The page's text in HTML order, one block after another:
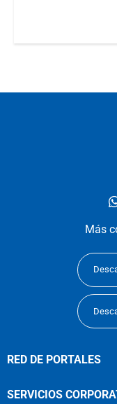
Más
RED DE PORTALES
SERVICIOS